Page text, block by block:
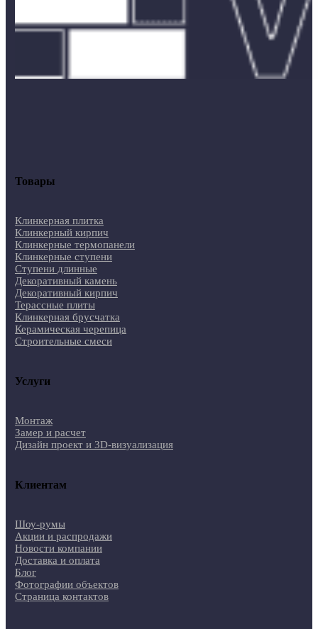
Товары
Клинкерная плитка
Клинкерный кирпич
Клинкерные термопанели
Клинкерные ступени
Ступени длинные
Декоративный камень
Декоративный кирпич
Терассные плиты
Клинкерная брусчатка
Керамическая черепица
Строительные смеси
Услуги
Монтаж
Замер и расчет
Дизайн проект и 3D-визуализация
Клиентам
Шоу-румы
Акции и распродажи
Новости компании
Доставка и оплата
Блог
Фотографии объектов
Страница контактов